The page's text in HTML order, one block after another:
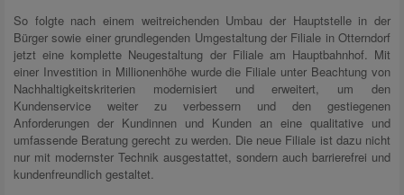
So folgte nach einem weitreichenden Umbau der Hauptstelle in der
Bürger sowie einer grundlegenden Umgestaltung der Filiale in Otterndorf
jetzt eine komplette Neugestaltung der Filiale am Hauptbahnhof. Mit
einer Investition in Millionenhöhe wurde die Filiale unter Beachtung von
Nachhaltigkeitskriterien modernisiert und erweitert, um den
Kundenservice weiter zu verbessern und den gestiegenen
Anforderungen der Kundinnen und Kunden an eine qualitative und
umfassende Beratung gerecht zu werden. Die neue Filiale ist dazu nicht
nur mit modernster Technik ausgestattet, sondern auch barrierefrei und
kundenfreundlich gestaltet.